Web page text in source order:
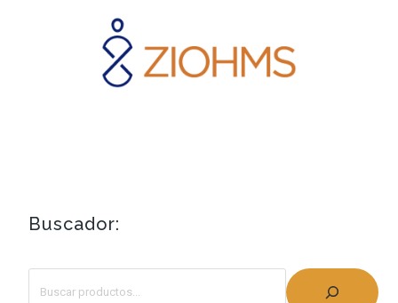
Buscador: